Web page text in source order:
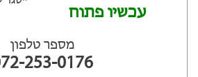
עכשיו פתוח
מספר טלפון
253-0176